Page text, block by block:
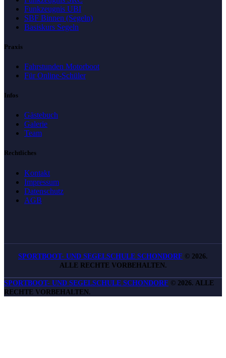
Funkzeugnis UBI
SBF Binnen (Segeln)
Basiskurs Segeln
Praxis
Fahrstunden Motorboot
Für Online-Schüler
Infos
Gästebuch
Galerie
Team
Rechtliches
Kontakt
Impressum
Datenschutz
AGB
SPORTBOOT- UND SEGELSCHULE SCHONDORF © 2026.
ALLE RECHTE VORBEHALTEN.
SPORTBOOT- UND SEGELSCHULE SCHONDORF © 2026. ALLE
RECHTE VORBEHALTEN.